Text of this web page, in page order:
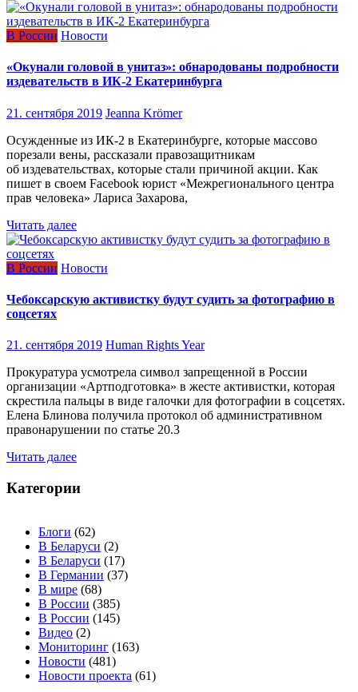
В России Новости
«Окунали головой в унитаз»: обнародованы подробности
издевательств в ИК-2 Екатеринбурга
21. сентября 2019 Jeanna Krömer
Осужденные из ИК-2 в Екатеринбурге, которые массово
порезали вены, рассказали правозащитникам
об издевательствах, которые стали причиной акции. Как
пишет в своем Facebook юрист «Межрегионального центра
прав человека» Лариса Захарова,
Читать далее
В России Новости
Чебоксарcкую активистку будут судить за фотографию в
соцсетях
21. сентября 2019 Human Rights Year
Прокуратура усмотрела символ запрещенной в России
организации «Артподготовка» в жесте активистки, которая
скрестила пальцы в виде галочки для фотографии в соцсетях.
Елена Блинова получила протокол об административном
правонарушении по статье 20.3
Читать далее
Категории
Блоги (62)
В Беларуси (2)
В Беларуси (17)
В Германии (37)
В мире (68)
В России (385)
В России (145)
Видео (2)
Мониторинг (163)
Новости (481)
Новости проекта (61)